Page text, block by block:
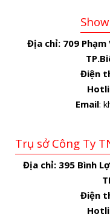
Địa chỉ: 709
Điện
Email:
Trụ sở Công Ty
Địa chỉ: 395 Bình
Điện